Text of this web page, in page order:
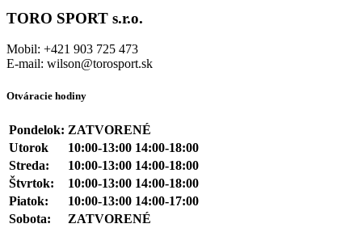
TORO SPORT s.r.o.
Mobil: +421 903 725 473
E-mail: wilson@torosport.sk
Otváracie hodiny
Pondelok: ZATVORENÉ
Utorok
10:00-13:00 14:00-18:00
Streda:
10:00-13:00 14:00-18:00
Štvrtok:
10:00-13:00 14:00-18:00
Piatok:
10:00-13:00 14:00-17:00
Sobota:
ZATVORENÉ